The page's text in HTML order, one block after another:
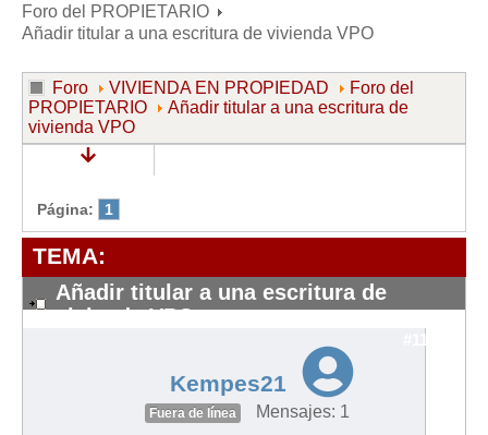
Requerimientos y comunicaciones
Para contratos anteriores al 6 de junio de 2013
Para contratos de Renta Antigua
Formularios sobre Vivienda en Propiedad
Modelos de Contratos
Requerimientos y comunicaciones
Formularios sobre Propiedad Horizontal
Modelos de Convocatoria de Junta de Propietarios
Foro del PROPIETARIO
Añadir titular a una escritura de vivienda VPO
Foro VIVIENDA EN PROPIEDAD
Foro del
PROPIETARIO
Añadir titular a una escritura de
vivienda VPO
Página: 1
TEMA:
Añadir titular a una escritura de
vivienda VPO
Kempes21
Fuera de línea Mensajes: 1